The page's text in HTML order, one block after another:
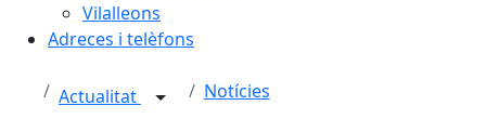
Vilalleons
Adreces i telèfons
Actualitat Notícies